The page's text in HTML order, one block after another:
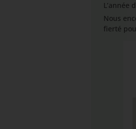
L’année
Nous
fierté